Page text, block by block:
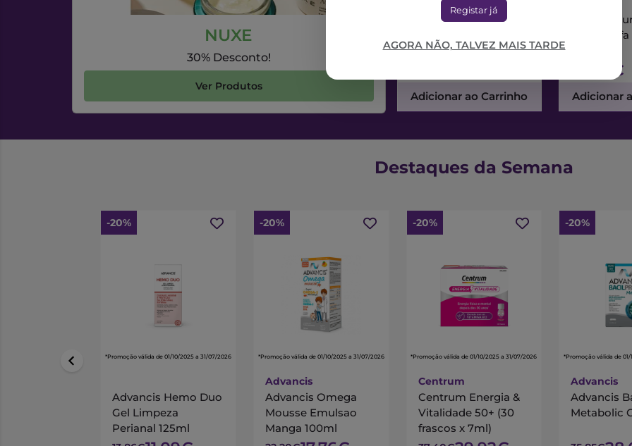
Registar já
AGORA NÃO, TALVEZ MAIS TARDE
NUXE
30% Desconto!
Ver Produtos
Nuxe Nuxuriance Ultra
50ml
Adicionar ao Carrinho
Nuxe
Sérum
73,56€
Adicionar
Destaques da Semana
-20%
*Promoção válida de 01/10/2025 a 31/07/2026
Advancis Hemo Duo
Gel Limpeza
Perianal 125ml
-20%
*Promoção válida de 01/10/2025 a 31/07/2026
Advancis
Advancis Omega
Mousse Emulsao
Manga 100ml
-20%
*Promoção válida de 01/10/2025 a 31/07/2026
Centrum
Centrum Energia &
Vitalidade 50+ (30
frascos x 7ml)
-20%
*Promoção válida de
Advancis
Advancis
Metabolic